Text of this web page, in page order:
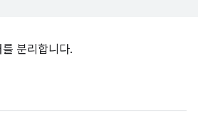
분리합니다.